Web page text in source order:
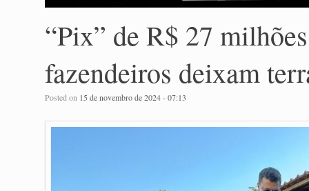
“Pix” de R$ 27
fazendeiros deixam
Posted on 15 de novembro de 2024 - 07:13